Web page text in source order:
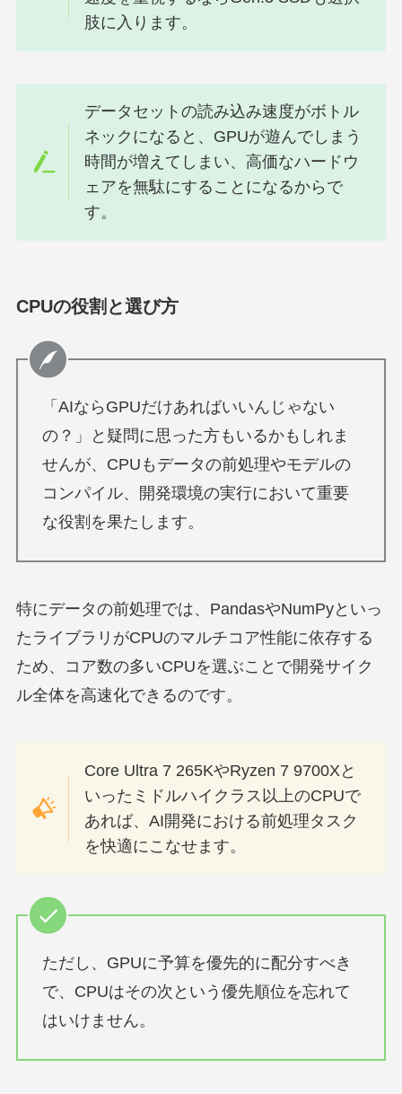
肢に入ります。
データセットの読み込み速度がボトル
ネックになると、GPUが遊んでしまう
時間が増えてしまい、高価なハードウ
ェアを無駄にすることになるからで
す。
CPUの役割と選び方
「AIならGPUだけあればいいんじゃない
の？」と疑問に思った方もいるかもしれま
せんが、CPUもデータの前処理やモデルの
コンパイル、開発環境の実行において重要
な役割を果たします。
特にデータの前処理では、PandasやNumPyといっ
たライブラリがCPUのマルチコア性能に依存する
ため、コア数の多いCPUを選ぶことで開発サイク
ル全体を高速化できるのです。
Core Ultra 7 265KやRyzen 7 9700Xと
いったミドルハイクラス以上のCPUで
あれば、AI開発における前処理タスク
を快適にこなせます。
ただし、GPUに予算を優先的に配分すべき
で、CPUはその次という優先順位を忘れて
はいけません。